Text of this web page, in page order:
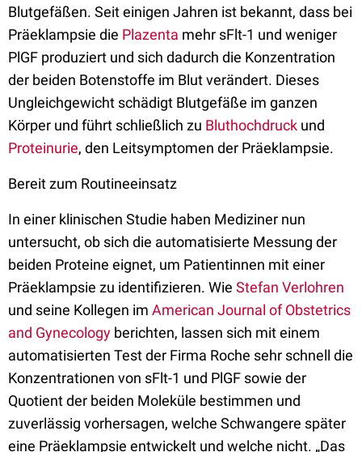
Blutgefäßen. Seit einigen Jahren ist bekannt, dass bei
Präeklampsie die Plazenta mehr sFlt-1 und weniger
PlGF produziert und sich dadurch die Konzentration
der beiden Botenstoffe im Blut verändert. Dieses
Ungleichgewicht schädigt Blutgefäße im ganzen
Körper und führt schließlich zu Bluthochdruck und
Proteinurie, den Leitsymptomen der Präeklampsie.
Bereit zum Routineeinsatz
In einer klinischen Studie haben Mediziner nun
untersucht, ob sich die automatisierte Messung der
beiden Proteine eignet, um Patientinnen mit einer
Präeklampsie zu identifizieren. Wie Stefan Verlohren
und seine Kollegen im American Journal of Obstetrics
and Gynecology berichten, lassen sich mit einem
automatisierten Test der Firma Roche sehr schnell die
Konzentrationen von sFlt-1 und PlGF sowie der
Quotient der beiden Moleküle bestimmen und
zuverlässig vorhersagen, welche Schwangere später
eine Präeklampsie entwickelt und welche nicht. „Das